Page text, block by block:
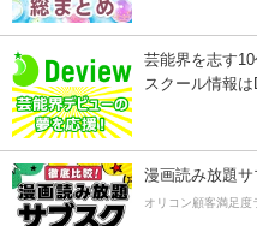
芸能界を志す
スクール情報は
漫画読み放題サ
オリコン顧客満足度